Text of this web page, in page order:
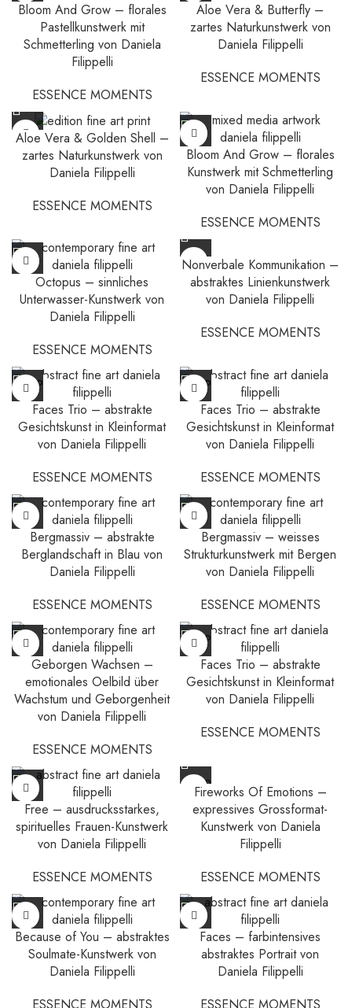
Bloom And Grow – florales
Pastellkunstwerk mit
Schmetterling von Daniela
Filippelli
ESSENCE MOMENTS
Aloe Vera & Butterfly –
zartes Naturkunstwerk von
Daniela Filippelli
ESSENCE MOMENTS
Aloe Vera & Golden Shell –
zartes Naturkunstwerk von
Daniela Filippelli
ESSENCE MOMENTS
Bloom And Grow – florales
Kunstwerk mit Schmetterling
von Daniela Filippelli
ESSENCE MOMENTS
Octopus – sinnliches
Unterwasser-Kunstwerk von
Daniela Filippelli
ESSENCE MOMENTS
Nonverbale Kommunikation –
abstraktes Linienkunstwerk
von Daniela Filippelli
ESSENCE MOMENTS
SOLD
OUT
Faces Trio – abstrakte
Gesichtskunst in Kleinformat
von Daniela Filippelli
ESSENCE MOMENTS
SOLD
OUT
Faces Trio – abstrakte
Gesichtskunst in Kleinformat
von Daniela Filippelli
ESSENCE MOMENTS
Bergmassiv – abstrakte
Berglandschaft in Blau von
Daniela Filippelli
ESSENCE MOMENTS
Bergmassiv – weisses
Strukturkunstwerk mit Bergen
von Daniela Filippelli
ESSENCE MOMENTS
Geborgen Wachsen –
emotionales Oelbild über
Wachstum und Geborgenheit
von Daniela Filippelli
ESSENCE MOMENTS
SOLD
OUT
Faces Trio – abstrakte
Gesichtskunst in Kleinformat
von Daniela Filippelli
ESSENCE MOMENTS
Free – ausdrucksstarkes,
spirituelles Frauen-Kunstwerk
von Daniela Filippelli
ESSENCE MOMENTS
SOLD
OUT
Fireworks Of Emotions –
expressives Grossformat-
Kunstwerk von Daniela
Filippelli
ESSENCE MOMENTS
Because of You – abstraktes
Soulmate-Kunstwerk von
Daniela Filippelli
Faces – farbintensives
abstraktes Portrait von
Daniela Filippelli